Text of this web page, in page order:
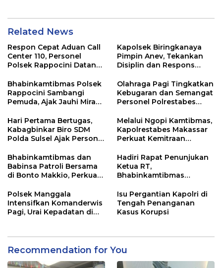
Related News
Respon Cepat Aduan Call
Center 110, Personel
Polsek Rappocini Datangi
Kapolsek Biringkanaya
Pimpin Anev, Tekankan
Disiplin dan Respons
Masyarakat
Bhabinkamtibmas Polsek
Rappocini Sambangi
Pemuda, Ajak Jauhi Miras,
Olahraga Pagi Tingkatkan
Kebugaran dan Semangat
Personel Polrestabes
Hari Pertama Bertugas,
Kabagbinkar Biro SDM
Polda Sulsel Ajak Personel
Kebersihan
Melalui Ngopi Kamtibmas,
Kapolrestabes Makassar
Perkuat Kemitraan
Bhabinkamtibmas dan
Babinsa Patroli Bersama
di Bonto Makkio, Perkuat
Hadiri Rapat Penunjukan
Ketua RT,
Bhabinkamtibmas
Pentingnya Sinergi
dengan Warga
Polsek Manggala
Intensifkan Komanderwis
Pagi, Urai Kepadatan di
Isu Pergantian Kapolri di
Tengah Penanganan
Kasus Korupsi
Recommendation for You